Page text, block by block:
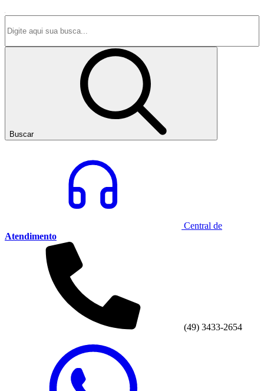
Buscar
Central de
Atendimento
(49) 3433-2654